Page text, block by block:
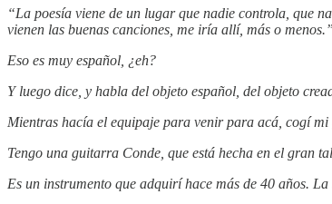
“La poesía viene de un lugar que nadie controla, que
vienen las buenas canciones, me iría allí, más o menos.”
Eso es muy español, ¿eh?
Y luego dice, y habla del objeto español, del objeto
Mientras hacía el equipaje para venir para acá, cogí
Tengo una guitarra Conde, que está hecha en el gran
Es un instrumento que adquirí hace más de 40 años.